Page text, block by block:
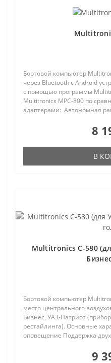
Бортовой компьютер
через Bluetooth с Android
с помощью программы
Multitronics MPC-800 по
адаптерами: Автономная
8
В
Multitronics C-580
Бортовой компьютер
место центрального
Бизнес, УАЗ-Патриот
рестайлинга). Основные
оповещение Поддержка
9